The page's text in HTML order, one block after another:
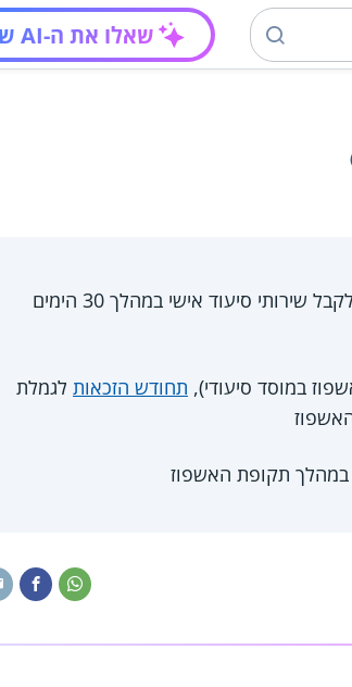
שאלו את ה-AI שלנו
מקבלי גמלת סיעוד המתאשפזים בבית חולים כללי זכאים להמשיך ולקבל שירותי סיעוד אישי במהלך 30 הימים
במוסד סיעודי), תחודש הזכאות לגמלת
במהלך תקופת האשפוז